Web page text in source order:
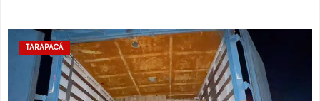
TARAPACÁ